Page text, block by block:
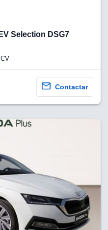
Selection DSG7
Contactar